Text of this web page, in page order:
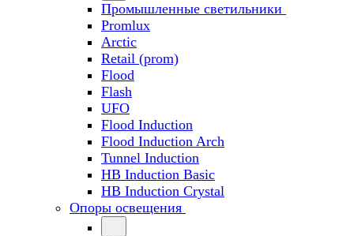
Промышленные светильники
Promlux
Arctic
Retail (prom)
Flood
Flash
UFO
Flood Induction
Flood Induction Arch
Tunnel Induction
HB Induction Basic
HB Induction Crystal
Опоры освещения